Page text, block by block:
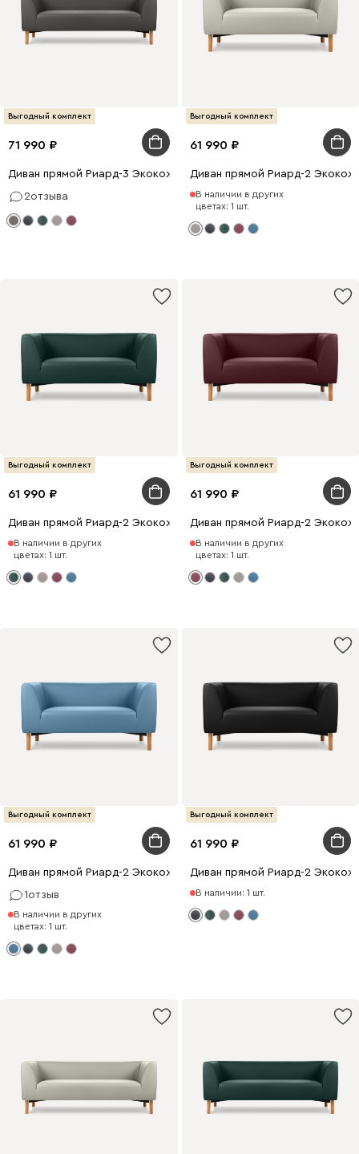
Выгодный комплект
71 990
Диван прямой Риард-3 Экокожа Серый
2отзыва
Выгодный комплект
61 990
Диван прямой Риард-2
В наличии в других
цветах: 1 шт.
Выгодный комплект
61 990
Диван прямой Риард-2 Экокожа Зеленый
В наличии в других
цветах: 1 шт.
Выгодный комплект
61 990
Диван прямой Риард-2
В наличии в других
цветах: 1 шт.
Выгодный комплект
61 990
Диван прямой Риард-2 Экокожа Голубой
1отзыв
В наличии в других
цветах: 1 шт.
Выгодный комплект
61 990
Диван прямой Риард-2
В наличии: 1 шт.